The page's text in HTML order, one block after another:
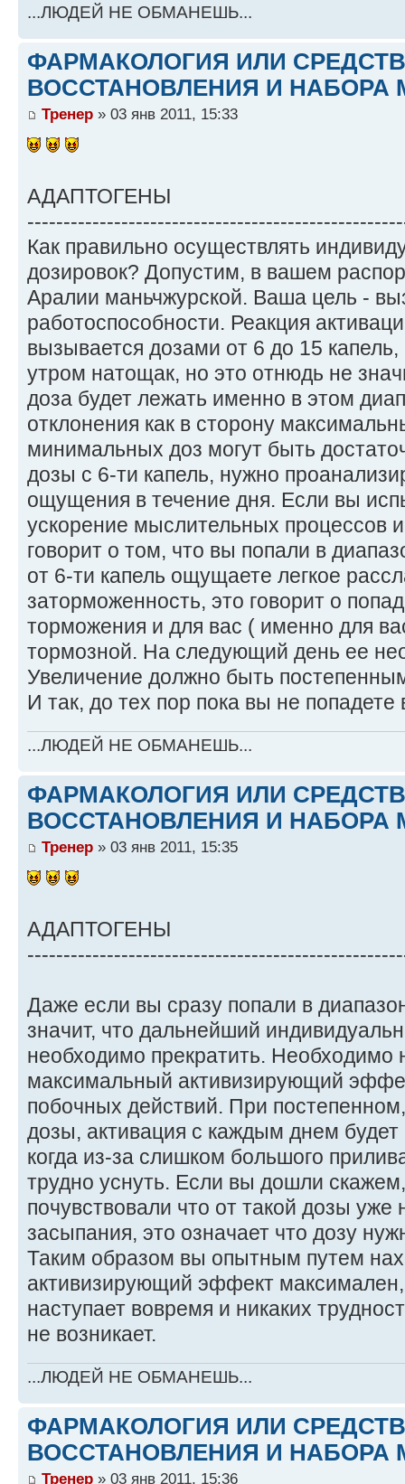
...ЛЮДЕЙ НЕ ОБМАНЕШЬ...
ФАРМАКОЛОГИЯ ИЛИ
ВОССТАНОВЛЕНИЯ И НАБОРА
Тренер » 03 янв 2011, 15:33
АДАПТОГЕНЫ
Как правильно осуществлять
дозировок? Допустим, в вашем
Аралии маньчжурской. Ваша цель -
работоспособности. Реакция
вызывается дозами от 6 до 15
утром натощак, но это отнюдь не
доза будет лежать именно в этом
отклонения как в сторону
минимальных доз могут быть
дозы с 6-ти капель, нужно
ощущения в течение дня. Если вы
ускорение мыслительных процессов
говорит о том, что вы попали в
от 6-ти капель ощущаете легкое
заторможенность, это говорит о
торможения и для вас ( именно для
тормозной. На следующий день ее
Увеличение должно быть
И так, до тех пор пока вы не попадете
...ЛЮДЕЙ НЕ ОБМАНЕШЬ...
ФАРМАКОЛОГИЯ ИЛИ
ВОССТАНОВЛЕНИЯ И НАБОРА
Тренер » 03 янв 2011, 15:35
АДАПТОГЕНЫ
Даже если вы сразу попали в
значит, что дальнейший
необходимо прекратить.
максимальный активизирующий
побочных действий. При
дозы, активация с каждым днем будет
когда из-за слишком большого
трудно уснуть. Если вы дошли
почувствовали что от такой дозы уже
засыпания, это означает что дозу
Таким образом вы опытным путем
активизирующий эффект
наступает вовремя и никаких
не возникает.
...ЛЮДЕЙ НЕ ОБМАНЕШЬ...
ФАРМАКОЛОГИЯ ИЛИ
ВОССТАНОВЛЕНИЯ И НАБОРА
Тренер » 03 янв 2011, 15:36